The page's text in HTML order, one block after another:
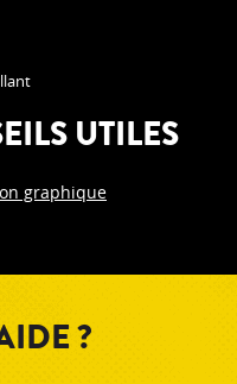
UTILES
graphique
?